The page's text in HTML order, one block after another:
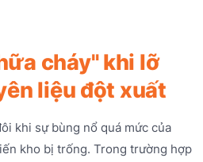
cháy" khi lỡ
liệu đột xuất
khi sự bùng nổ quá mức của
kho bị trống. Trong trường hợp